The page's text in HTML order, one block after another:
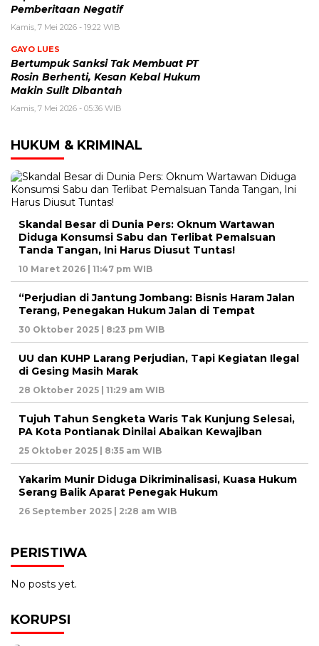
Pemberitaan Negatif
Kamis, 7 Mei 2026 - 19:22 WIB
GAYO LUES
Bertumpuk Sanksi Tak Membuat PT
Rosin Berhenti, Kesan Kebal Hukum
Makin Sulit Dibantah
Kamis, 7 Mei 2026 - 05:36 WIB
HUKUM & KRIMINAL
Skandal Besar di Dunia Pers: Oknum Wartawan
Diduga Konsumsi Sabu dan Terlibat Pemalsuan
Tanda Tangan, Ini Harus Diusut Tuntas!
10 Maret 2026 | 11:47 pm WIB
“Perjudian di Jantung Jombang: Bisnis Haram Jalan
Terang, Penegakan Hukum Jalan di Tempat
30 Oktober 2025 | 8:23 pm WIB
UU dan KUHP Larang Perjudian, Tapi Kegiatan Ilegal
di Gesing Masih Marak
28 Oktober 2025 | 11:29 am WIB
Tujuh Tahun Sengketa Waris Tak Kunjung Selesai,
PA Kota Pontianak Dinilai Abaikan Kewajiban
25 Oktober 2025 | 8:35 am WIB
Yakarim Munir Diduga Dikriminalisasi, Kuasa Hukum
Serang Balik Aparat Penegak Hukum
26 September 2025 | 2:28 am WIB
PERISTIWA
No posts yet.
KORUPSI